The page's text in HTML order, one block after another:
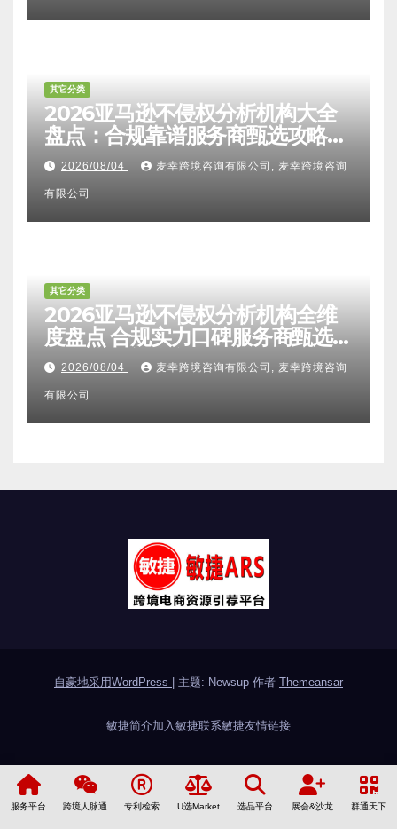
其它分类
2026亚马逊不侵权分析机构大全
盘点：合规靠谱服务商甄选攻略、
避坑FAQ及标杆机构实力详解
2026/08/04 麦幸跨境咨询有限公司, 麦幸跨境咨询
有限公司
其它分类
2026亚马逊不侵权分析机构全维
度盘点 合规实力口碑服务商甄选
附跨境卖家避坑FAQ全指南
2026/08/04 麦幸跨境咨询有限公司, 麦幸跨境咨询
有限公司
自豪地采用WordPress 主题: Newsup 作者 Themeansar
敏捷简介加入敏捷联系敏捷友情链接
服务平台 跨境人脉通 专利检索 U选Market 选品平台 展会&沙龙 群通天下